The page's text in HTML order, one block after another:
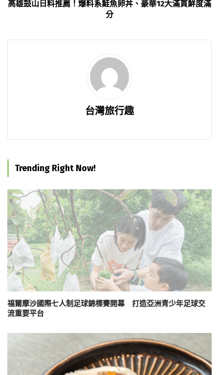
高雄鼓山日料推薦！爆料系鮭魚卵丼、豪華12大滿貫鮮度滿
分
台灣旅行趣
Trending Right Now!
福爾摩沙國際七人制足球錦標賽開幕 打造亞洲青少年足球交
流重要平台